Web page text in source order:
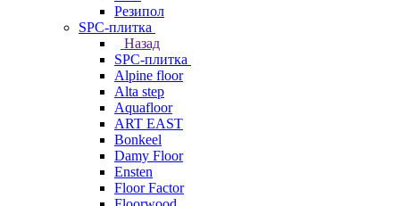
Резипол
SPC-плитка
Назад
SPC-плитка
Alpine floor
Alta step
Aquafloor
ART EAST
Bonkeel
Damy Floor
Ensten
Floor Factor